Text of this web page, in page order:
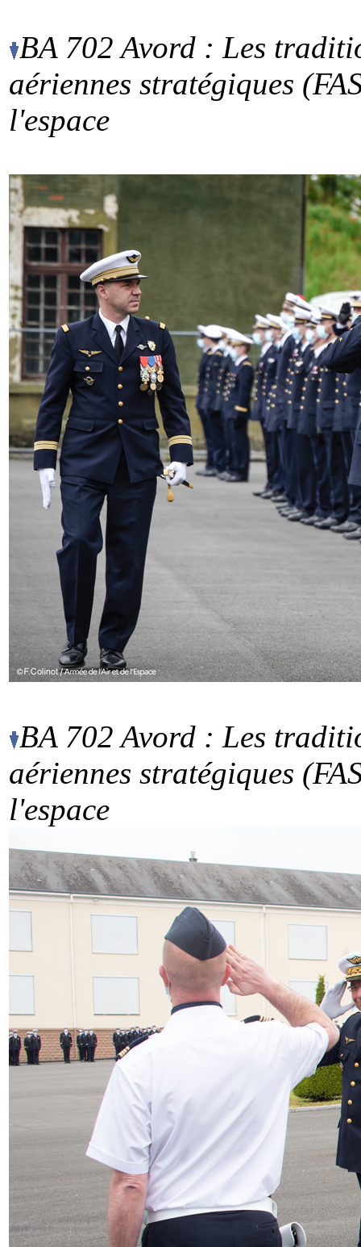
BA 702 Avord : Les
aériennes stratégiques
l'espace
BA 702 Avord : Les
aériennes stratégiques
l'espace